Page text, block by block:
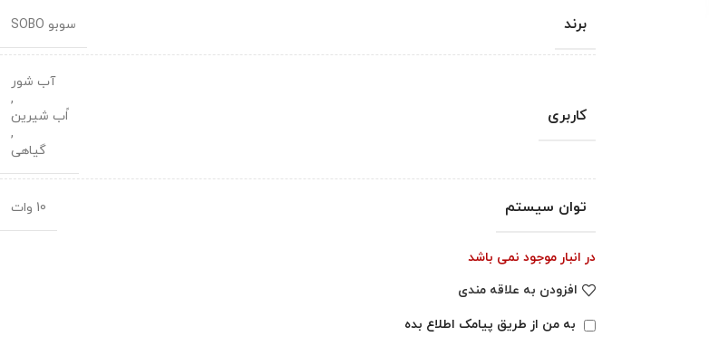
برند سوبو SOBO
کاربری
آب شور
,
اًب شیرین
,
گیاهی
توان سیستم 10 وات
در انبار موجود نمی باشد
افزودن به علاقه مندی
به من از طریق پیامک اطلاع بده